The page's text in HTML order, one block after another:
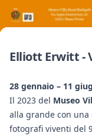
Elliott Erwitt -
28 gennaio – 11
Il 2023 del Museo
alla grande con
fotografi viventi del